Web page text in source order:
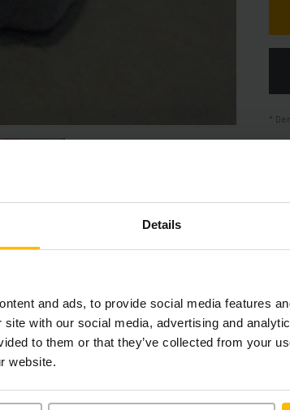
Details
and ads, to provide social media features
site with our social media, advertising and
to them or that they’ve collected from your
website.
bietet eine umfassende Zusammenfassung der